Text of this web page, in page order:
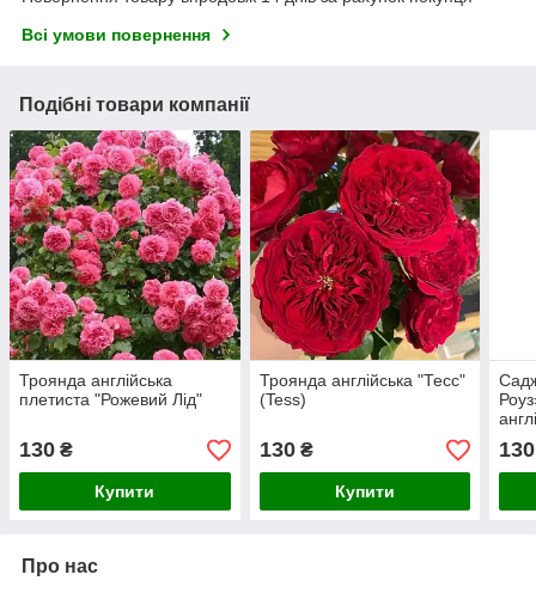
Всі умови повернення
Подібні товари компанії
Троянда англійська
плетиста "Рожевий Лід"
130 ₴
Купити
Троянда англійська "Тесс"
(Tess)
130₴
Купити
130
Про нас